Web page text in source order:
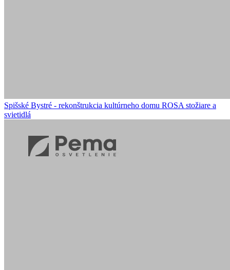
Spišské Bystré - rekonštrukcia kultúrneho domu ROSA stožiare a
svietidlá